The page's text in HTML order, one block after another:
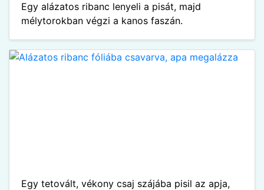
Egy alázatos ribanc lenyeli a pisát, majd
mélytorokban végzi a kanos faszán.
Egy tetovált, vékony csaj szájába pisil az apja,